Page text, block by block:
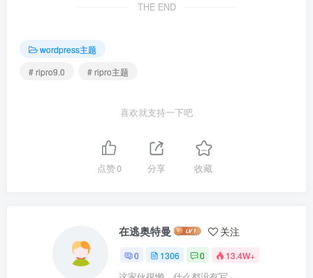
THE END
wordpress主题
# ripro9.0
# ripro主题
喜欢就支持一下吧
点赞0 分享 收藏
在逃奥特曼 关注
0 1306 0 13.4W+